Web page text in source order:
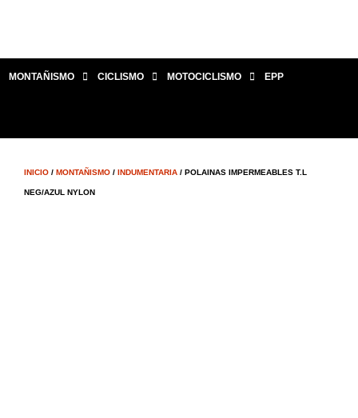
MONTAÑISMO CICLISMO MOTOCICLISMO EPP
INICIO / MONTAÑISMO / INDUMENTARIA / POLAINAS IMPERMEABLES T.L
NEG/AZUL NYLON